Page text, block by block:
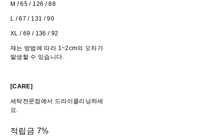
M / 65 / 126 / 88
L / 67 / 131 / 90
XL / 69 / 136 / 92
재는 방법에 따라 1~2cm의 오차가
발생할 수 있습니다.
[CARE]
세탁전문점에서 드라이클리닝하세
요.
적립금 7%